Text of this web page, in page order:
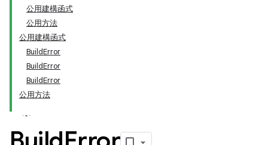
公用建構函式
公用方法
公用建構函式
BuildError
BuildError
BuildError
公用方法